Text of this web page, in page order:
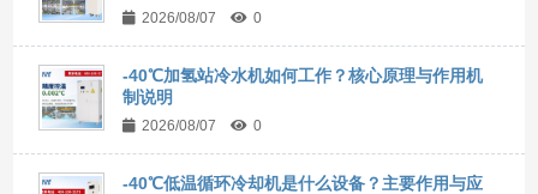
2026/08/07 0
-40℃加氢站冷水机如何工作？核心原理与作用机
制说明
2026/08/07 0
-40℃低温循环冷却机是什么设备？主要作用与应